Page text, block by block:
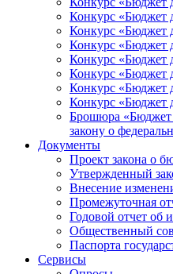
Конкурс «Бюджет
Конкурс «Бюджет
Конкурс «Бюджет
Конкурс «Бюджет
Конкурс «Бюджет
Конкурс «Бюджет
Конкурс «Бюджет
Брошюра «Бюджет
закону о
Документы
Проект закона о
Утвержденный
Внесение
Промежуточная
Годовой отчет об
Общественный
Паспорта
Сервисы